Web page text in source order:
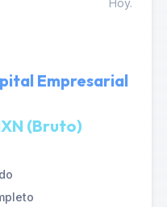
Hoy.
Empresarial
(Bruto)